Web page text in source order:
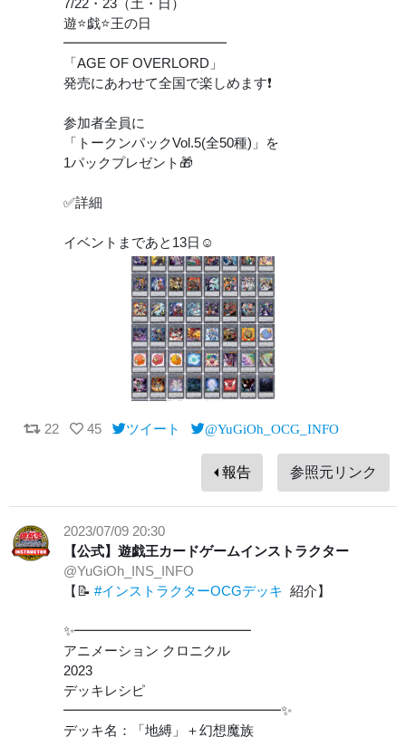
7/22・23（土・日）
遊⭐️戯⭐️王の日
━━━━━━━━━━━━
「AGE OF OVERLORD」
発売にあわせて全国で楽しめます❗️
参加者全員に
「トークンパックVol.5(全50種)」を
1パックプレゼント🎁
✅詳細
イベントまであと13日☺️
22 45 ツイート @YuGiOh_OCG_INFO
報告 参照元リンク
2023/07/09 20:30
【公式】遊戯王カードゲームインストラクター
@YuGiOh_INS_INFO
【📝 #インストラクターOCGデッキ 紹介】
✨━━━━━━━━━━━━━
アニメーション クロニクル
2023
デッキレシピ
━━━━━━━━━━━━━━━━✨
デッキ名：「地縛」＋幻想魔族